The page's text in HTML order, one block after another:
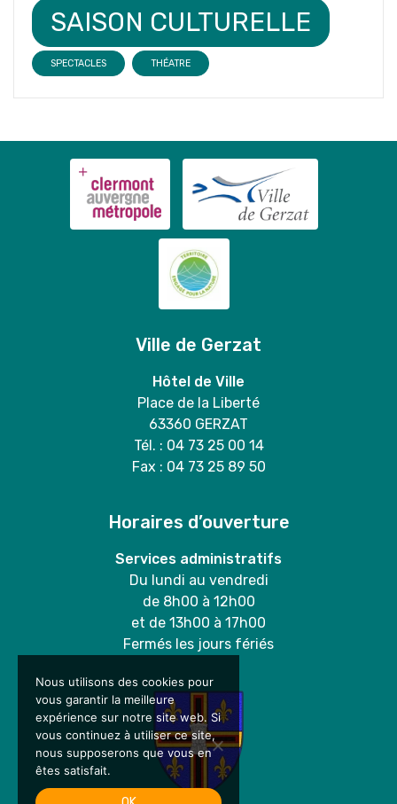
SAISON CULTURELLE
SPECTACLES THÉATRE
Ville de Gerzat
Hôtel de Ville
Place de la Liberté
63360 GERZAT
Tél. : 04 73 25 00 14
Fax : 04 73 25 89 50
Horaires d’ouverture
Services administratifs
Du lundi au vendredi
de 8h00 à 12h00
et de 13h00 à 17h00
Fermés les jours fériés
Nous utilisons des cookies pour
vous garantir la meilleure
expérience sur notre site web. Si
vous continuez à utiliser ce site,
nous supposerons que vous en
êtes satisfait.